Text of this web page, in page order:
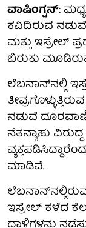
ವಾಷಿಂಗ್ಟನ್:
ಕವಿದಿರುವ
ಮತ್ತು ಇಸ್ರೇಲ್
ಬಿರುಕು
ಲೆಬನಾನ್‌ನಲ್ಲಿ
ನಡುವೆ
ನೆತನ್ಯಾಹು
ಮಾಡಿವೆ.
ಇಸ್ರೇಲ್ ಕಳೆದ